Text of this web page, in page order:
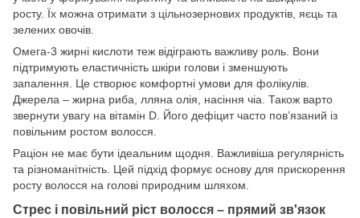
росту. Їх можна отримати з цільнозернових продуктів, яєць та
зелених овочів.
Омега-3 жирні кислоти теж відіграють важливу роль. Вони
підтримують еластичність шкіри голови і зменшують
запалення. Це створює комфортні умови для фолікулів.
Джерела – жирна риба, лляна олія, насіння чіа. Також варто
звернути увагу на вітамін D. Його дефіцит часто пов’язаний із
повільним ростом волосся.
Раціон не має бути ідеальним щодня. Важливіша регулярність
та різноманітність. Цей підхід формує основу для прискорення
росту волосся на голові природним шляхом.
Стрес і повільний ріст волосся – прямий зв'язок